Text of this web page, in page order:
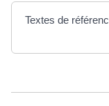
Textes de